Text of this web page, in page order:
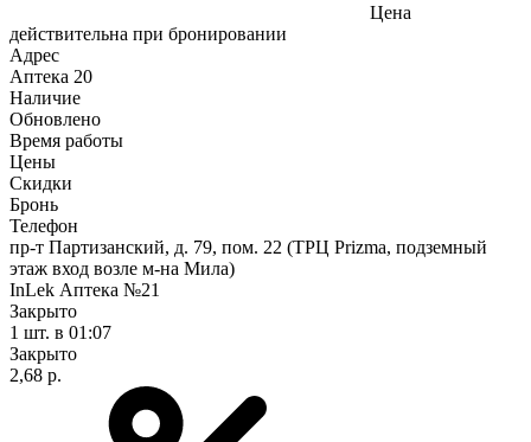
Цена
действительна при бронировании
Адрес
Аптека 20
Наличие
Обновлено
Время работы
Цены
Скидки
Бронь
Телефон
пр-т Партизанский, д. 79, пом. 22 (ТРЦ Prizma, подземный
этаж вход возле м-на Мила)
InLek Аптека №21
Закрыто
1 шт. в 01:07
Закрыто
2,68 р.